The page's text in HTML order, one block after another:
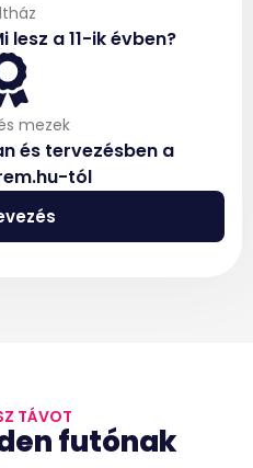
lesz a 11-ik évben?
mezek
és tervezésben a
tól
TÁVOT
futónak